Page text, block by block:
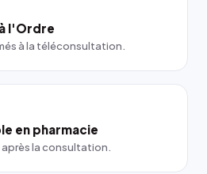
l'Ordre
à la téléconsultation.
en pharmacie
la consultation.